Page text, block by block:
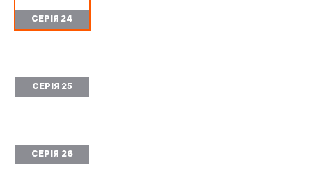
СЕРІЯ 24
СЕРІЯ 25
СЕРІЯ 26